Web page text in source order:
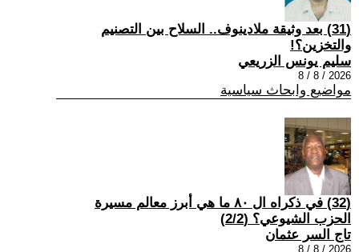
(31) بعد وثيقة ملادينوف.. السلاح بين التصنيم
والتخزين؟!
سليم يونس الزريعي
2026 / 8 / 8
مواضيع وابحاث سياسية
(32) في ذكراه ال ٨٠ ما هي أبرز معالم مسيرة
الحزب الشيوعي؟ (2/2)
تاج السر عثمان
2026 / 8 / 8